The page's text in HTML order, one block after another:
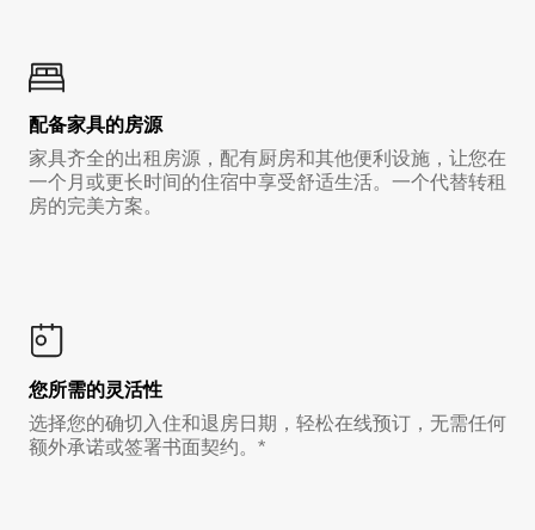
配备家具的房源
家具齐全的出租房源，配有厨房和其他便利设施，让您在
一个月或更长时间的住宿中享受舒适生活。一个代替转租
房的完美方案。
您所需的灵活性
选择您的确切入住和退房日期，轻松在线预订，无需任何
额外承诺或签署书面契约。*